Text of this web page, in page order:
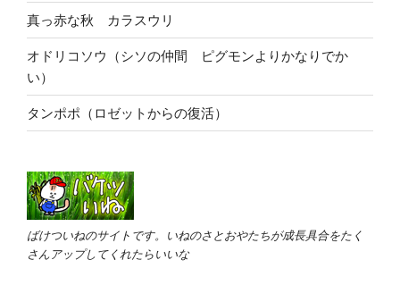
真っ赤な秋 カラスウリ
オドリコソウ（シソの仲間 ピグモンよりかなりでか
い）
タンポポ（ロゼットからの復活）
ばけついねのサイトです。いねのさとおやたちが成長具合をたく
さんアップしてくれたらいいな